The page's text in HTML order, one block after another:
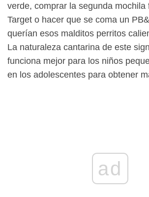
verde, comprar la segunda mochila
Target o hacer que se coma un
querían esos malditos perritos
La naturaleza cantarina de este
funciona mejor para los niños
en los adolescentes para obtener
ad